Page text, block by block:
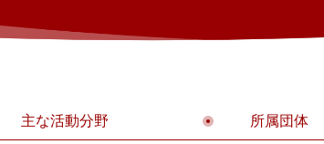
主な活動分野 所属団体